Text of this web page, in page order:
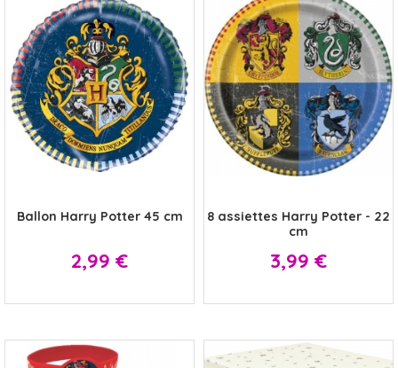
Ballon Harry Potter 45 cm
Prix
2,99 €
8 assiettes Harry Potter - 22
cm
Prix
3,99 €